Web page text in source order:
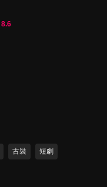
8.6
古裝 短劇